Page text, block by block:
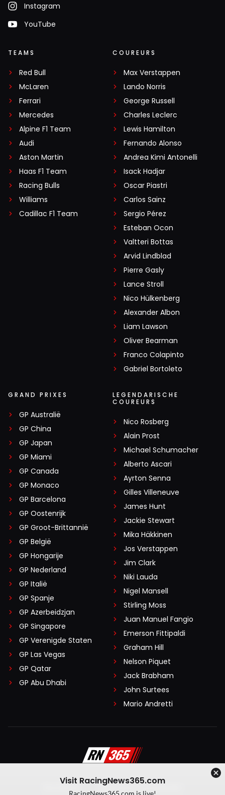
Instagram
YouTube
TEAMS
Red Bull
McLaren
Ferrari
Mercedes
Alpine F1 Team
Audi
Aston Martin
Haas F1 Team
Racing Bulls
Williams
Cadillac F1 Team
COUREURS
Max Verstappen
Lando Norris
George Russell
Charles Leclerc
Lewis Hamilton
Fernando Alonso
Andrea Kimi Antonelli
Isack Hadjar
Oscar Piastri
Carlos Sainz
Sergio Pérez
Esteban Ocon
Valtteri Bottas
Arvid Lindblad
Pierre Gasly
Lance Stroll
Nico Hülkenberg
Alexander Albon
Liam Lawson
Oliver Bearman
Franco Colapinto
Gabriel Bortoleto
GRAND PRIXES
GP Australië
GP China
GP Japan
GP Miami
GP Canada
GP Monaco
GP Barcelona
GP Oostenrijk
GP Groot-Brittannië
GP België
GP Hongarije
GP Nederland
GP Italië
GP Spanje
GP Azerbeidzjan
GP Singapore
GP Verenigde Staten
GP Las Vegas
GP Qatar
GP Abu Dhabi
LEGENDARISCHE
COUREURS
Nico Rosberg
Alain Prost
Michael Schumacher
Alberto Ascari
Ayrton Senna
Gilles Villeneuve
James Hunt
Jackie Stewart
Mika Häkkinen
Jos Verstappen
Jim Clark
Niki Lauda
Nigel Mansell
Stirling Moss
Juan Manuel Fangio
Emerson Fittipaldi
Graham Hill
Nelson Piquet
Jack Brabham
John Surtees
Mario Andretti
Algemene voorwaarden
Visit RacingNews365.com
RacingNews365.com is live!